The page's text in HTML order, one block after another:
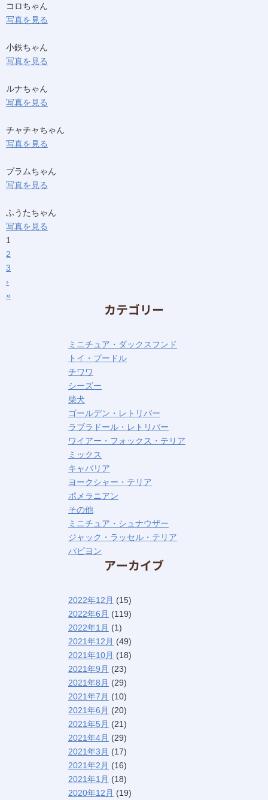
コロちゃん
写真を見る
小鉄ちゃん
写真を見る
ルナちゃん
写真を見る
チャチャちゃん
写真を見る
プラムちゃん
写真を見る
ふうたちゃん
写真を見る
1
2
3
›
»
カテゴリー
ミニチュア・ダックスフンド
トイ・プードル
チワワ
シーズー
柴犬
ゴールデン・レトリバー
ラブラドール・レトリバー
ワイアー・フォックス・テリア
ミックス
キャバリア
ヨークシャー・テリア
ポメラニアン
その他
ミニチュア・シュナウザー
ジャック・ラッセル・テリア
パピヨン
アーカイブ
2022年12月 (15)
2022年6月 (119)
2022年1月 (1)
2021年12月 (49)
2021年10月 (18)
2021年9月 (23)
2021年8月 (29)
2021年7月 (10)
2021年6月 (20)
2021年5月 (21)
2021年4月 (29)
2021年3月 (17)
2021年2月 (16)
2021年1月 (18)
2020年12月 (19)